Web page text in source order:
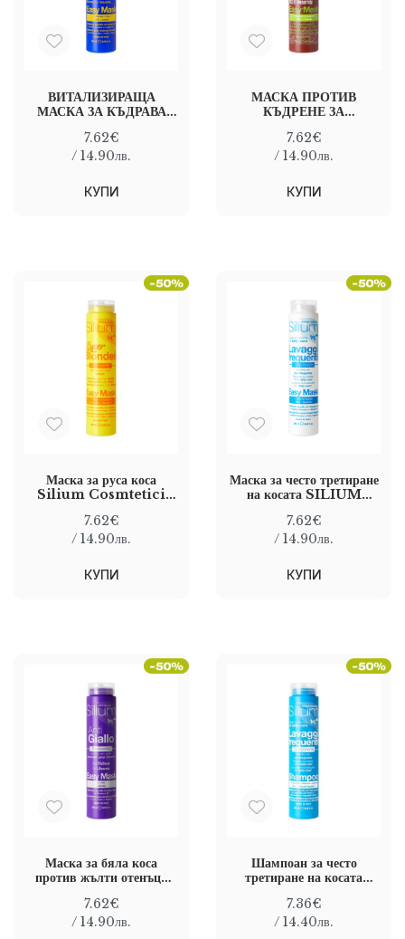
ВИТАЛИЗИРАЩА
МАСКА ЗА КЪДРАВА
HAIR MASK 250 МЛ
7.62€
/ 14.90лв.
КУПИ
МАСКА ПРОТИВ
КЪДРЕНЕ ЗА
SILIUM ANTI-
FRIZZY MASK 250
7.62€
/ 14.90лв.
КУПИ
Маска за руса коса
Silium Cosmtetici
250 ml
7.62€
/ 14.90лв.
КУПИ
Маска за често третиране
на косата SILIUM
CARE MASK 250 ml
7.62€
/ 14.90лв.
КУПИ
Маска за бяла коса
против жълти отенъци
ANTI-YELLOW
MASK 250 ML
7.62€
/ 14.90лв.
Шампоан за често
третиране на косата
DAILY CARE
SHAMPOO 250 ml
7.36€
/ 14.40лв.